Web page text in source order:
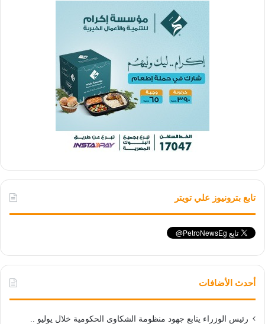
تابع بترونيوز علي تويتر
أحدث الأضافات
رئيس الوزراء يتابع جهود منظومة الشكاوى الحكومية خلال يوليو ..